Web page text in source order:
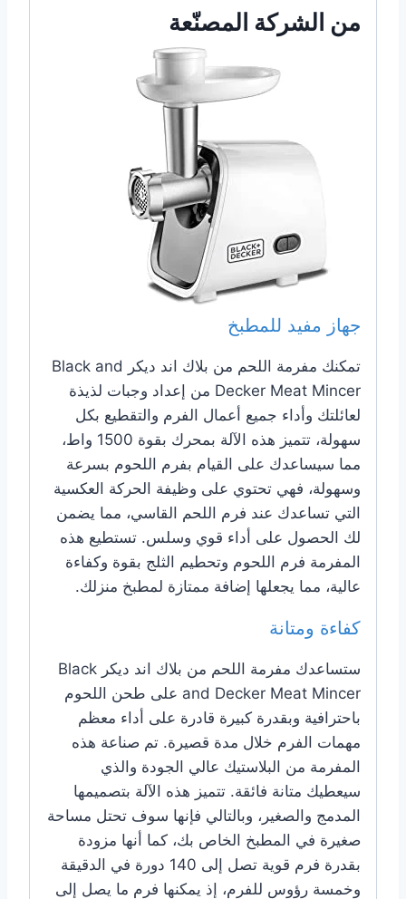
من الشركة المصنّعة
جهاز مفيد للمطبخ
تمكنك مفرمة اللحم من بلاك اند ديكر Black and
Decker Meat Mincer من إعداد وجبات لذيذة
لعائلتك وأداء جميع أعمال الفرم والتقطيع بكل
سهولة، تتميز هذه الآلة بمحرك بقوة 1500 واط،
مما سيساعدك على القيام بفرم اللحوم بسرعة
وسهولة، فهي تحتوي على وظيفة الحركة العكسية
التي تساعدك عند فرم اللحم القاسي، مما يضمن
لك الحصول على أداء قوي وسلس. تستطيع هذه
المفرمة فرم اللحوم وتحطيم الثلج بقوة وكفاءة
عالية، مما يجعلها إضافة ممتازة لمطبخ منزلك.
كفاءة ومتانة
ستساعدك مفرمة اللحم من بلاك اند ديكر Black
and Decker Meat Mincer على طحن اللحوم
باحترافية وبقدرة كبيرة قادرة على أداء معظم
مهمات الفرم خلال مدة قصيرة. تم صناعة هذه
المفرمة من البلاستيك عالي الجودة والذي
سيعطيك متانة فائقة. تتميز هذه الآلة بتصميمها
المدمج والصغير، وبالتالي فإنها سوف تحتل مساحة
صغيرة في المطبخ الخاص بك، كما أنها مزودة
بقدرة فرم قوية تصل إلى 140 دورة في الدقيقة
وخمسة رؤوس للفرم، إذ يمكنها فرم ما يصل إلى